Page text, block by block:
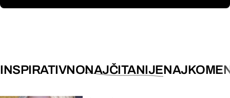
INSPIRATIVNONAJČITANIJE